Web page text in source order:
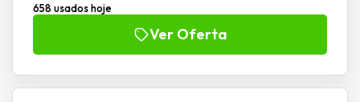
658 usados hoje
Ver Oferta